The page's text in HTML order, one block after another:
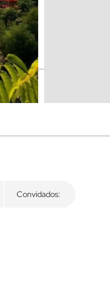
Convidados: